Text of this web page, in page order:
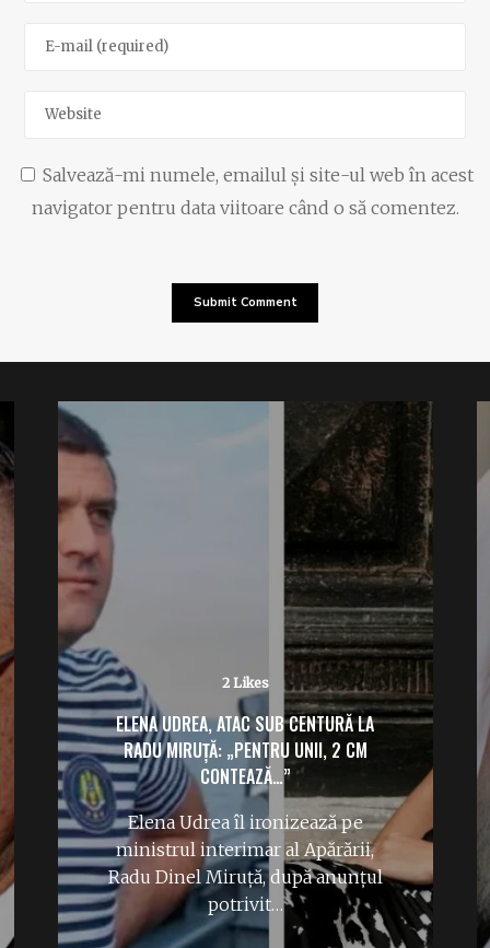
Salvează-mi numele, emailul și site-ul web în acest
navigator pentru data viitoare când o să comentez.
2 Likes
ELENA UDREA, ATAC SUB CENTURĂ LA
RADU MIRUȚĂ: „PENTRU UNII, 2 CM
CONTEAZĂ…”
Elena Udrea îl ironizează pe
ministrul interimar al Apărării,
Radu Dinel Miruță, după anunțul
potrivit…